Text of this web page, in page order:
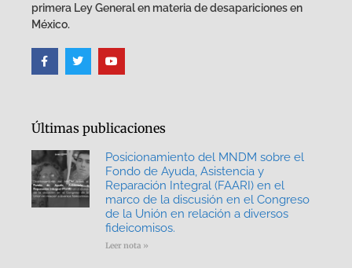
primera Ley General en materia de desapariciones en
México.
Últimas publicaciones
Posicionamiento del MNDM sobre el
Fondo de Ayuda, Asistencia y
Reparación Integral (FAARI) en el
marco de la discusión en el Congreso
de la Unión en relación a diversos
fideicomisos.
Leer nota »